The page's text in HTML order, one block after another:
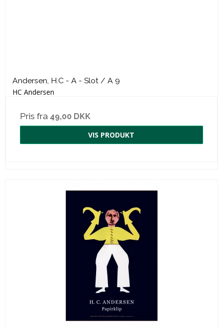
Andersen, H.C - A - Slot / A 9
HC Andersen
Pris fra 49,00 DKK
VIS PRODUKT